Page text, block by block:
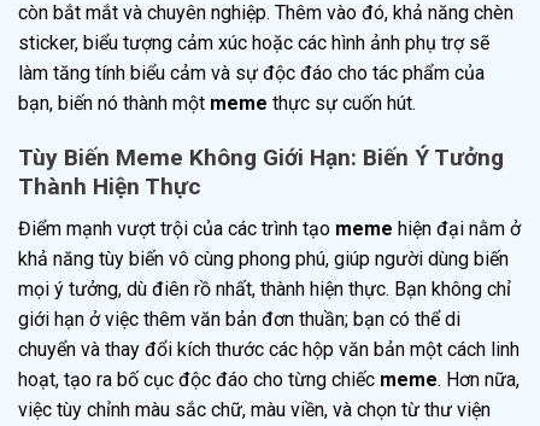
còn bắt mắt và chuyên nghiệp. Thêm vào đó, khả năng chèn
sticker, biểu tượng cảm xúc hoặc các hình ảnh phụ trợ sẽ
làm tăng tính biểu cảm và sự độc đáo cho tác phẩm của
bạn, biến nó thành một meme thực sự cuốn hút.
Tùy Biến Meme Không Giới Hạn: Biến Ý Tưởng
Thành Hiện Thực
Điểm mạnh vượt trội của các trình tạo meme hiện đại nằm ở
khả năng tùy biến vô cùng phong phú, giúp người dùng biến
mọi ý tưởng, dù điên rồ nhất, thành hiện thực. Bạn không chỉ
giới hạn ở việc thêm văn bản đơn thuần; bạn có thể di
chuyển và thay đổi kích thước các hộp văn bản một cách linh
hoạt, tạo ra bố cục độc đáo cho từng chiếc meme. Hơn nữa,
việc tùy chỉnh màu sắc chữ, màu viền, và chọn từ thư viện